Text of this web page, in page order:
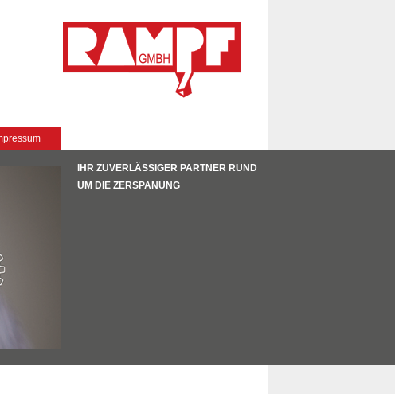
IHR ZUVERLÄSSIGER PARTNER RUND
UM DIE ZERSPANUNG